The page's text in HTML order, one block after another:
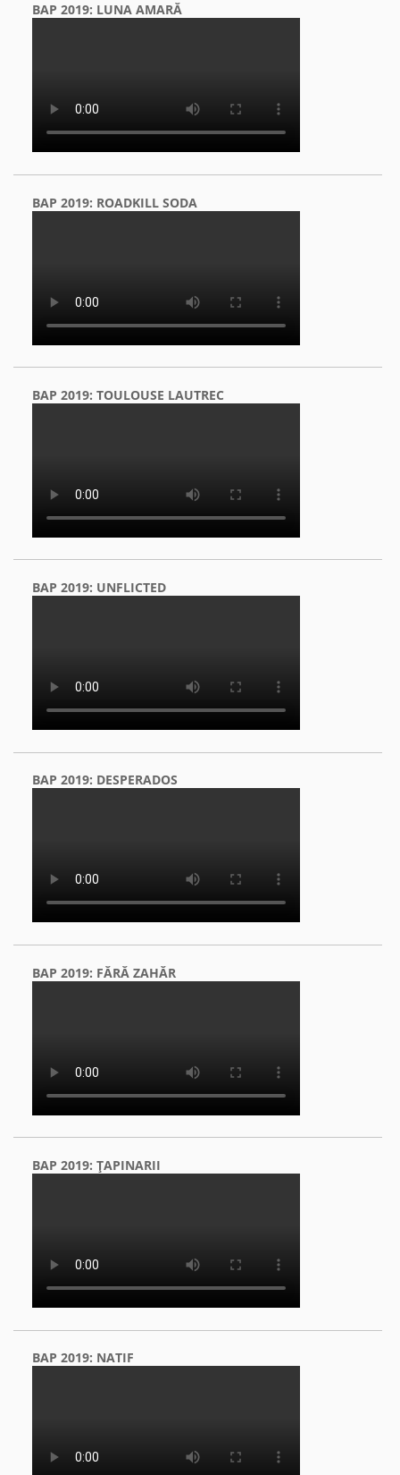
BAP 2019: LUNA AMARĂ
BAP 2019: ROADKILL SODA
BAP 2019: TOULOUSE LAUTREC
BAP 2019: UNFLICTED
BAP 2019: DESPERADOS
BAP 2019: FĂRĂ ZAHĂR
BAP 2019: ŢAPINARII
BAP 2019: NATIF